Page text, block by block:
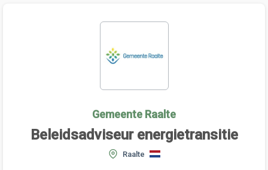
Gemeente Raalte
Beleidsadviseur energietransitie
Raalte